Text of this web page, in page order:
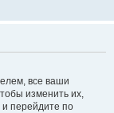
все ваши
изменить их,
перейдите по